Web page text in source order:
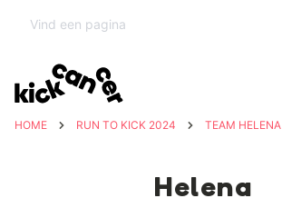
HOME RUN TO KICK 2024 TEAM HELENA
Helena